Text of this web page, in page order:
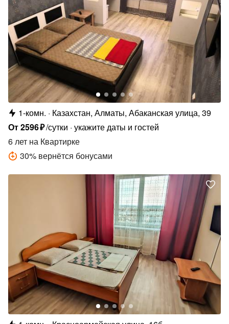
1-комн.
Казахстан, Алматы, Абаканская улица, 39
От2596₽/сутки укажите даты и гостей
6 лет на Квартирке
30% вернётся бонусами